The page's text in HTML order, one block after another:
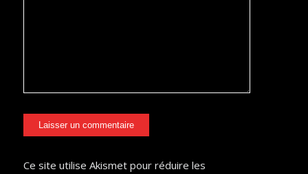
Ce site utilise Akismet pour réduire les